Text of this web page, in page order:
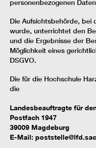
personenbezogenen
Die Aufsichtsbehörde, bei
wurde, unterrichtet den
und die Ergebnisse der
Möglichkeit eines
DSGVO.
Die für die Hochschule
die
Landesbeauftragte für
Postfach 1947
39009 Magdeburg
E-Mail: